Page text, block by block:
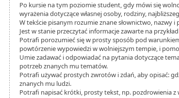
Po kursie na tym poziomie student, gdy mówi się
wyrażenia dotyczące własnej osoby, rodziny,
W tekście pisanym rozumie znane słownictwo, nazwy i
Jest w stanie przeczytać informacje zawarte na
Potrafi porozumieć się w prosty sposób pod
powtórzenie wypowiedzi w wolniejszym tempie, i
Umie zadawać i odpowiadać na pytania dotyczące
potrzeb znanych mu tematów.
Potrafi używać prostych zwrotów i zdań, aby opisać:
znanych mu ludzi.
Potrafi napisać krótki, prosty tekst, np. pozdrowienia z